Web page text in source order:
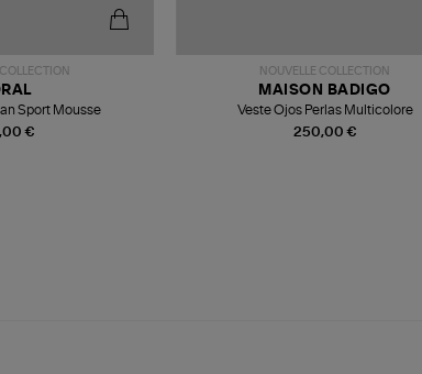
€
Sport Mousse
NOUVELLE COLLECTION
250,00 €
MAISON BADIGO
Veste Ojos Perlas Multicolore